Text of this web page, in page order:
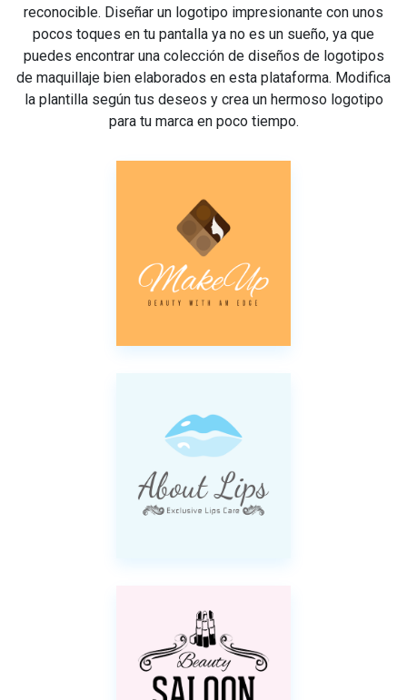
reconocible. Diseñar un logotipo impresionante con unos
pocos toques en tu pantalla ya no es un sueño, ya que
puedes encontrar una colección de diseños de logotipos
de maquillaje bien elaborados en esta plataforma. Modifica
la plantilla según tus deseos y crea un hermoso logotipo
para tu marca en poco tiempo.